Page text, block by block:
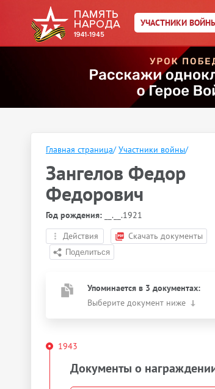
УЧАСТНИКИ
Главная страница/ Участники войны/
Зангелов Федор
Федорович
Год рождения: __.__.1921
Действия
Скачать документы
Упоминается в 3 документах:
Выберите документ ниже
1943
Документы о